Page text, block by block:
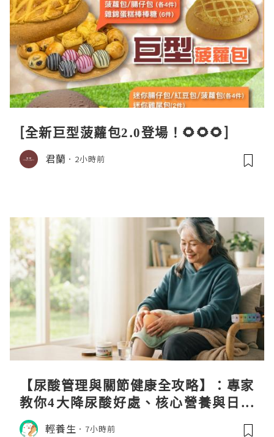
[全新巨型菠蘿包2.0登場！🌻🌻🌻]
君蘭 2小時前
【尿酸管理與關節健康全攻略】：專家
教你4大降尿酸好處、核心營養與日常
飲食調理秘訣
輕養生 7小時前